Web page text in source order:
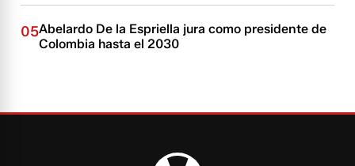
05Abelardo De la Espriella jura como presidente de
Colombia hasta el 2030